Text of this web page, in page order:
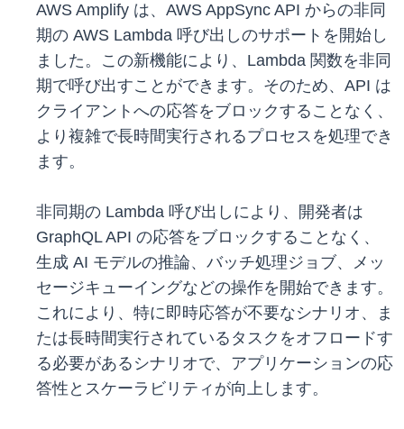
AWS Amplify は、AWS AppSync API からの非同
期の AWS Lambda 呼び出しのサポートを開始し
ました。この新機能により、Lambda 関数を非同
期で呼び出すことができます。そのため、API は
クライアントへの応答をブロックすることなく、
より複雑で長時間実行されるプロセスを処理でき
ます。
非同期の Lambda 呼び出しにより、開発者は
GraphQL API の応答をブロックすることなく、
生成 AI モデルの推論、バッチ処理ジョブ、メッ
セージキューイングなどの操作を開始できます。
これにより、特に即時応答が不要なシナリオ、ま
たは長時間実行されているタスクをオフロードす
る必要があるシナリオで、アプリケーションの応
答性とスケーラビリティが向上します。